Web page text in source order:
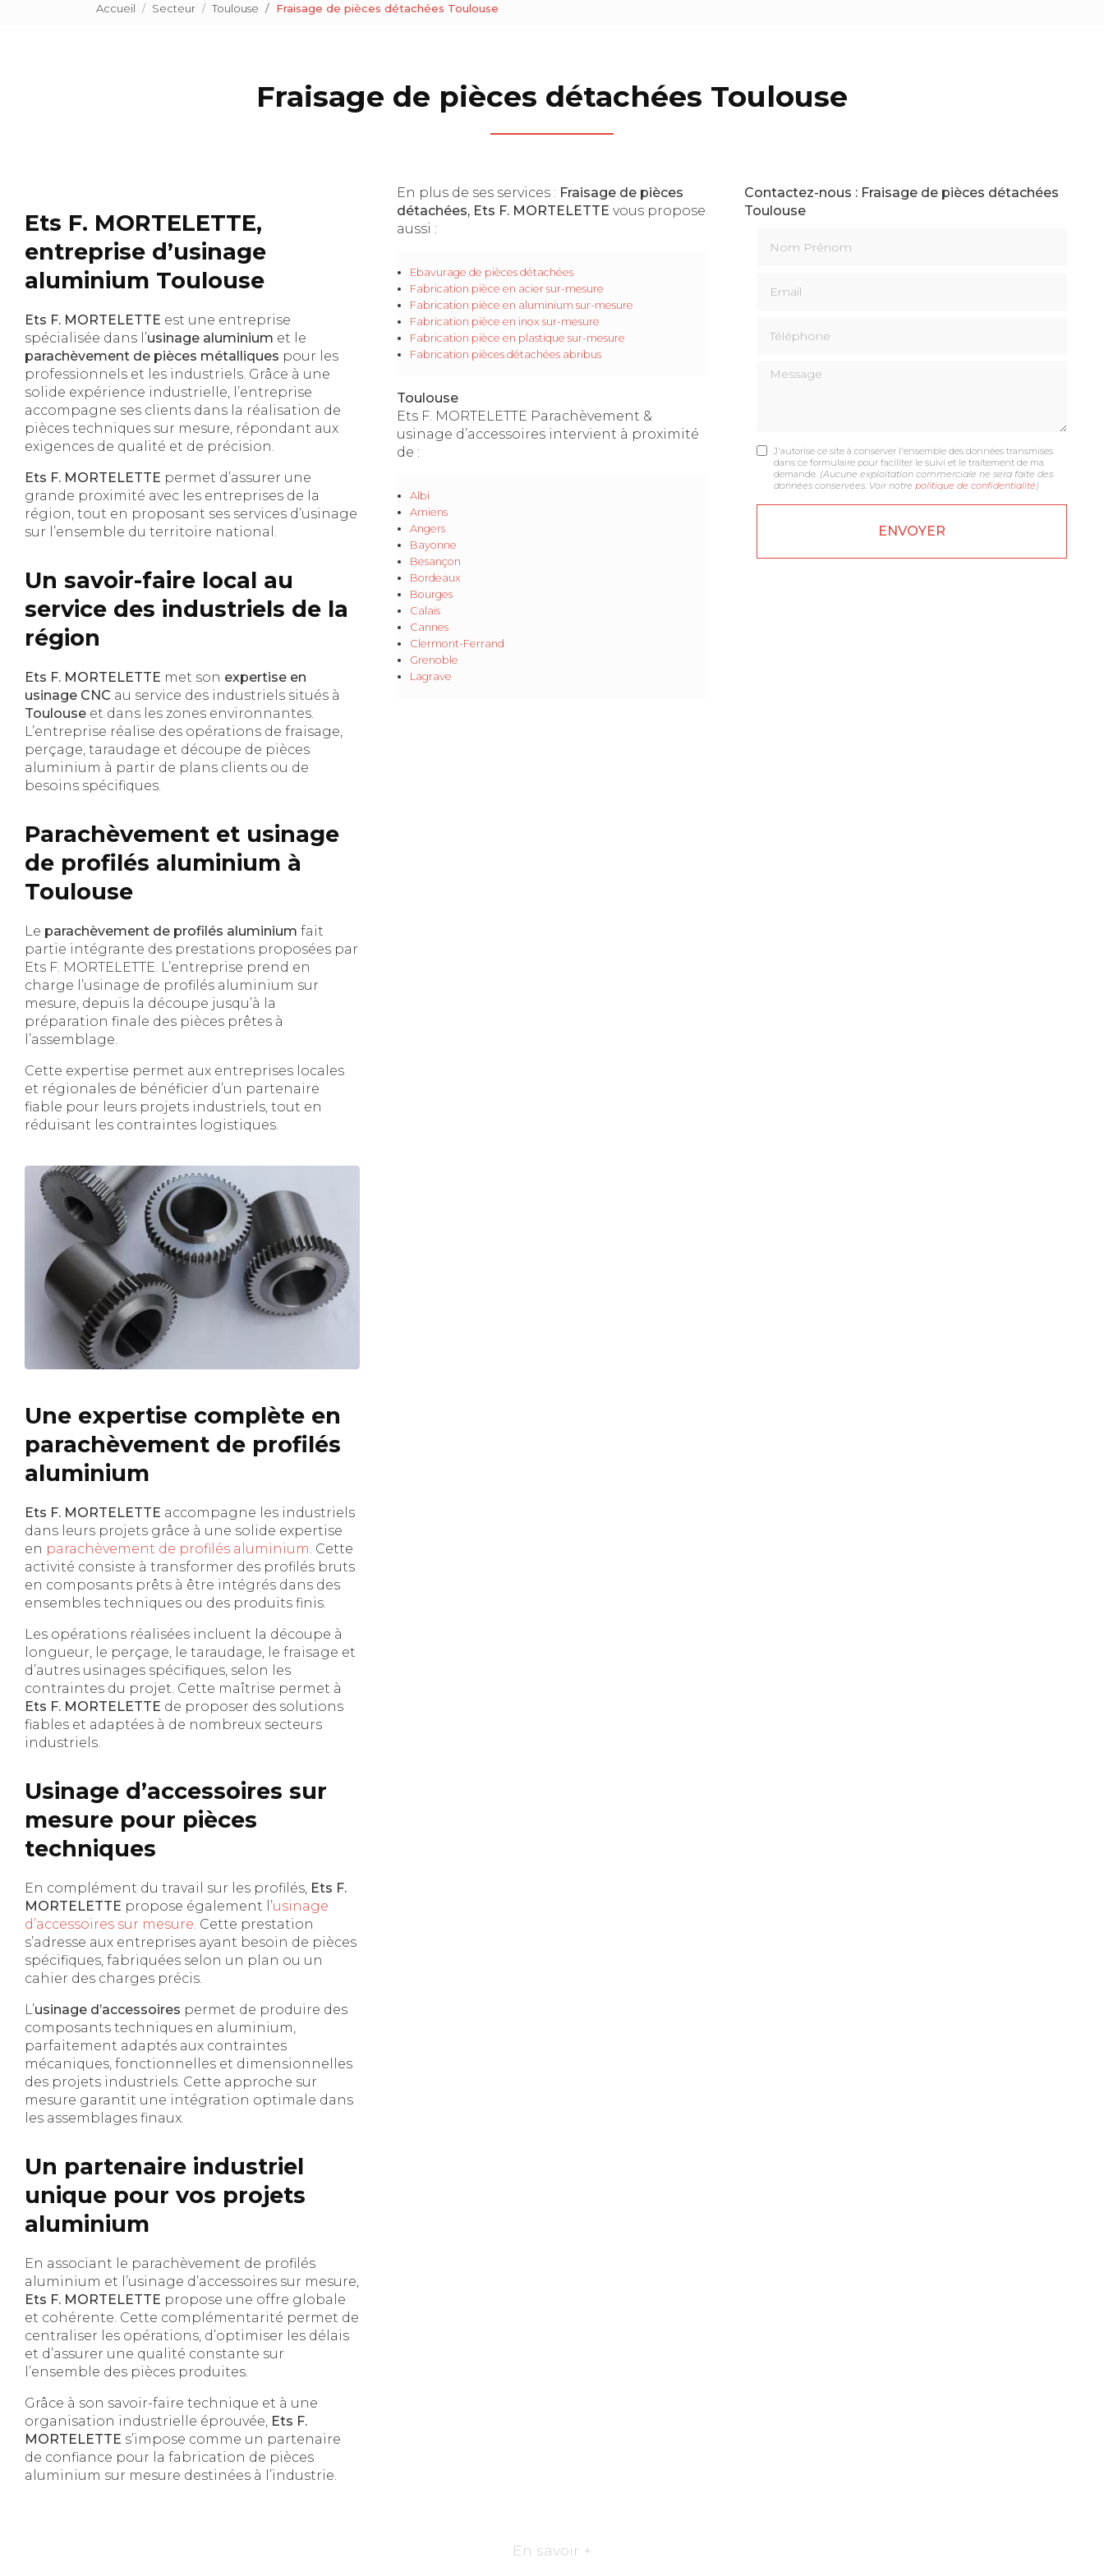
Accueil Secteur Toulouse Fraisage de pièces détachées Toulouse
Fraisage de pièces détachées Toulouse
Ets F. MORTELETTE,
entreprise d’usinage
aluminium Toulouse
Ets F. MORTELETTE est une entreprise
spécialisée dans l’usinage aluminium et le
parachèvement de pièces métalliques pour les
professionnels et les industriels. Grâce à une
solide expérience industrielle, l’entreprise
accompagne ses clients dans la réalisation de
pièces techniques sur mesure, répondant aux
exigences de qualité et de précision.
Ets F. MORTELETTE permet d’assurer une
grande proximité avec les entreprises de la
région, tout en proposant ses services d’usinage
sur l’ensemble du territoire national.
Un savoir-faire local au
service des industriels de la
région
Ets F. MORTELETTE met son expertise en
usinage CNC au service des industriels situés à
Toulouse et dans les zones environnantes.
L’entreprise réalise des opérations de fraisage,
perçage, taraudage et découpe de pièces
aluminium à partir de plans clients ou de
besoins spécifiques.
Parachèvement et usinage
de profilés aluminium à
Toulouse
Le parachèvement de profilés aluminium fait
partie intégrante des prestations proposées par
Ets F. MORTELETTE. L’entreprise prend en
charge l’usinage de profilés aluminium sur
mesure, depuis la découpe jusqu’à la
préparation finale des pièces prêtes à
l’assemblage.
Cette expertise permet aux entreprises locales
et régionales de bénéficier d’un partenaire
fiable pour leurs projets industriels, tout en
réduisant les contraintes logistiques.
Une expertise complète en
parachèvement de profilés
aluminium
Ets F. MORTELETTE accompagne les industriels
dans leurs projets grâce à une solide expertise
en parachèvement de profilés aluminium . Cette
activité consiste à transformer des profilés bruts
en composants prêts à être intégrés dans des
ensembles techniques ou des produits finis.
Les opérations réalisées incluent la découpe à
longueur, le perçage, le taraudage, le fraisage et
d’autres usinages spécifiques, selon les
contraintes du projet. Cette maîtrise permet à
Ets F. MORTELETTE de proposer des solutions
fiables et adaptées à de nombreux secteurs
industriels.
Usinage d’accessoires sur
mesure pour pièces
techniques
En complément du travail sur les profilés, Ets F.
MORTELETTE propose également l’usinage
d’accessoires sur mesure . Cette prestation
s’adresse aux entreprises ayant besoin de pièces
spécifiques, fabriquées selon un plan ou un
cahier des charges précis.
L’usinage d’accessoires permet de produire des
composants techniques en aluminium,
parfaitement adaptés aux contraintes
mécaniques, fonctionnelles et dimensionnelles
des projets industriels. Cette approche sur
mesure garantit une intégration optimale dans
les assemblages finaux.
Un partenaire industriel
unique pour vos projets
aluminium
En associant le parachèvement de profilés
aluminium et l’usinage d’accessoires sur mesure,
Ets F. MORTELETTE propose une offre globale
et cohérente. Cette complémentarité permet de
centraliser les opérations, d’optimiser les délais
et d’assurer une qualité constante sur
l’ensemble des pièces produites.
Grâce à son savoir-faire technique et à une
organisation industrielle éprouvée, Ets F.
MORTELETTE s’impose comme un partenaire
de confiance pour la fabrication de pièces
aluminium sur mesure destinées à l’industrie.
En plus de ses services : Fraisage de pièces
détachées, Ets F. MORTELETTE vous propose
aussi :
Ebavurage de pièces détachées
Fabrication pièce en acier sur-mesure
Fabrication pièce en aluminium sur-mesure
Fabrication pièce en inox sur-mesure
Fabrication pièce en plastique sur-mesure
Fabrication pièces détachées abribus
Toulouse
Ets F. MORTELETTE Parachèvement &
usinage d’accessoires intervient à proximité
de :
Albi
Amiens
Angers
Bayonne
Besançon
Bordeaux
Bourges
Calais
Cannes
Clermont-Ferrand
Grenoble
Lagrave
Contactez-nous : Fraisage de pièces détachées
Toulouse
Message
J'autorise ce site à conserver l'ensemble des données transmises
dans ce formulaire pour faciliter le suivi et le traitement de ma
demande. (Aucune exploitation commerciale ne sera faite des
données conservées. Voir notre politique de confidentialité )
En savoir +